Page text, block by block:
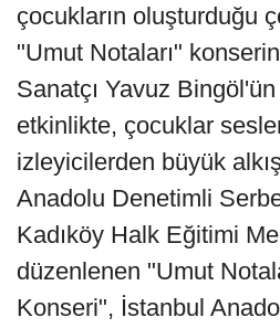
çocukların oluşturduğu
"Umut Notaları"
Sanatçı Yavuz Bingöl'ün
etkinlikte, çocuklar
izleyicilerden büyük
Anadolu Denetimli
Kadıköy Halk Eğitimi
düzenlenen "Umut
Konseri", İstanbul